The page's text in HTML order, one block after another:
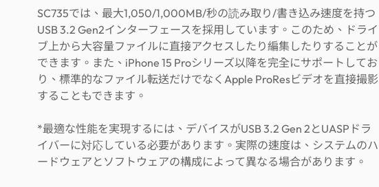
SC735では、最大1,050/1,000MB/秒の読み取り/書き込み速度を持つ
USB 3.2 Gen2インターフェースを採用しています。このため、ドライ
ブ上から大容量ファイルに直接アクセスしたり編集したりすることが
できます。また、iPhone 15 Proシリーズ以降を完全にサポートしてお
り、標準的なファイル転送だけでなくApple ProResビデオを直接撮影
することもできます。
*最適な性能を実現するには、デバイスがUSB 3.2 Gen 2とUASPドラ
イバーに対応している必要があります。実際の速度は、システムのハ
ードウェアとソフトウェアの構成によって異なる場合があります。